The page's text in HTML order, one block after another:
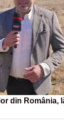
din România,